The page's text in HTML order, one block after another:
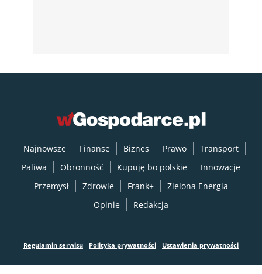
Najnowsze Finanse Biznes Prawo
Transport
Paliwa
Obronność Kupuję bo polskie
Innowacje
Przemysł
Zdrowie Frank+
Zielona Energia
Opinie
Redakcja
Regulamin serwisu Polityka prywatności Ustawienia prywatności